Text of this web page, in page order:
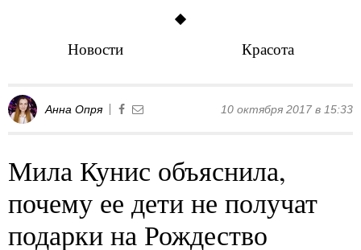
Новости Красота
Анна Опря 10 октября 2017 в 15:33
Мила Кунис объяснила,
почему ее дети не получат
подарки на Рождество